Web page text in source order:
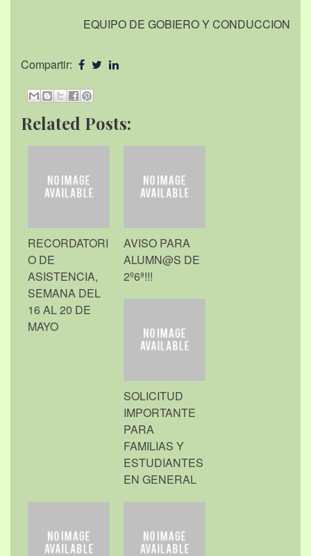
EQUIPO DE GOBIERO Y CONDUCCION
Compartir:
Related Posts:
RECORDATORI
O DE
ASISTENCIA,
SEMANA DEL
16 AL 20 DE
MAYO
AVISO PARA
ALUMN@S DE
2º6ª!!!
SOLICITUD
IMPORTANTE
PARA
FAMILIAS Y
ESTUDIANTES
EN GENERAL